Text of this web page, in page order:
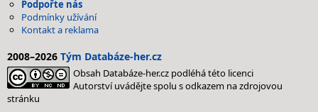
Podpořte nás
Podmínky užívání
Kontakt a reklama
2008–2026 Tým Databáze-her.cz
Obsah Databáze-her.cz podléhá této licenci
Autorství uvádějte spolu s odkazem na zdrojovou
stránku